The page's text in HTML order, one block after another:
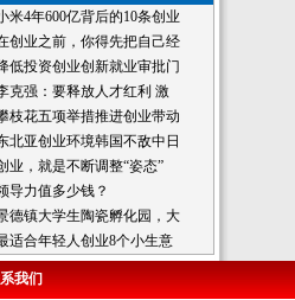
米4年600亿背后的10条创业
创业之前，你得先把自己经
低投资创业创新就业审批门
克强：要释放人才红利 激
枝花五项举措推进创业带动
北亚创业环境韩国不敌中日
业，就是不断调整“姿态”
导力值多少钱？
德镇大学生陶瓷孵化园，大
适合年轻人创业8个小生意
我们